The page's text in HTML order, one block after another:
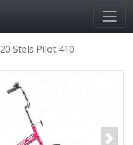
20 Stels Pilot 410